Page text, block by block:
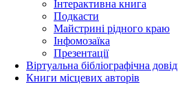
Інтерактивна книга
Подкасти
Майстрині рідного краю
Інфомозаїка
Презентації
Віртуальна бібліографічна
Книги місцевих авторів